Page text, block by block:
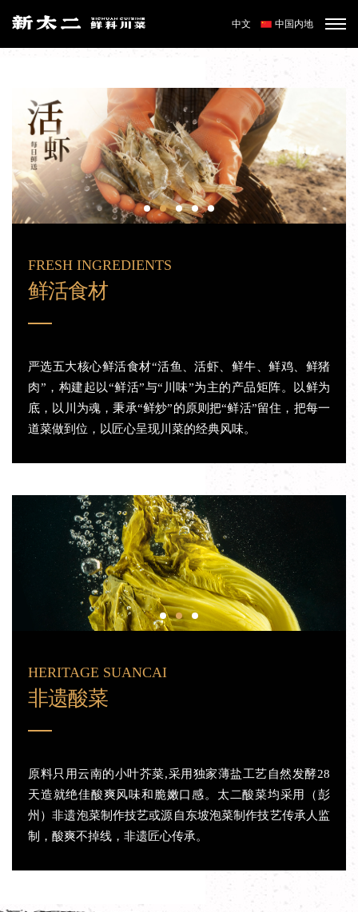
中文 中国内地
FRESH INGREDIENTS
鲜活食材
严选五大核心鲜活食材“活鱼、活虾、鲜牛、鲜鸡、鲜猪
肉”，构建起以“鲜活”与“川味”为主的产品矩阵。以鲜为
底，以川为魂，秉承“鲜炒”的原则把“鲜活”留住，把每一
道菜做到位，以匠心呈现川菜的经典风味。
HERITAGE SUANCAI
非遗酸菜
原料只用云南的小叶芥菜,采用独家薄盐工艺自然发酵28
天造就绝佳酸爽风味和脆嫩口感。太二酸菜均采用（彭
州）非遗泡菜制作技艺或源自东坡泡菜制作技艺传承人监
制，酸爽不掉线，非遗匠心传承。